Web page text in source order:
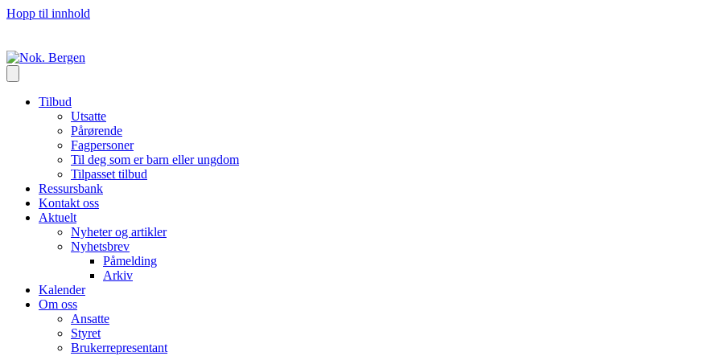
Hopp til innhold
Tilbud
Utsatte
Pårørende
Fagpersoner
Til deg som er barn eller ungdom
Tilpasset tilbud
Ressursbank
Kontakt oss
Aktuelt
Nyheter og artikler
Nyhetsbrev
Påmelding
Arkiv
Kalender
Om oss
Ansatte
Styret
Brukerrepresentant